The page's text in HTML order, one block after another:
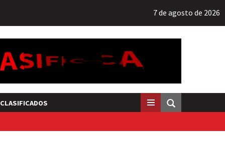
7 de agosto de 2026
CLASIFICADOS